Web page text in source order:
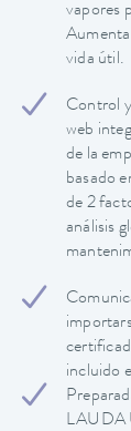
vapores
vida útil.
Control
web
de la
basado
de 2
análisis
incluido
LAUDA